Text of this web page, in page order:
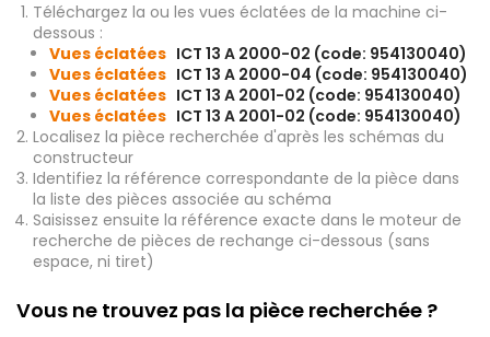
Téléchargez la ou les vues éclatées de la machine ci-
dessous :
Vues éclatées ICT 13 A 2000-02 (code: 954130040)
Vues éclatées ICT 13 A 2000-04 (code: 954130040)
Vues éclatées ICT 13 A 2001-02 (code: 954130040)
Vues éclatées ICT 13 A 2001-02 (code: 954130040)
Localisez la pièce recherchée d'après les schémas du
constructeur
Identifiez la référence correspondante de la pièce dans
la liste des pièces associée au schéma
Saisissez ensuite la référence exacte dans le moteur de
recherche de pièces de rechange ci-dessous (sans
espace, ni tiret)
Vous ne trouvez pas la pièce recherchée ?